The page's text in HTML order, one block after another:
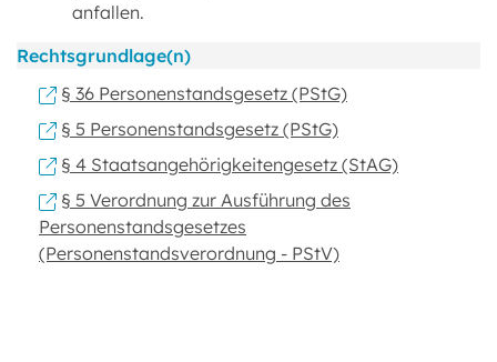
anfallen.
Rechtsgrundlage(n)
§ 36 Personenstandsgesetz (PStG)
§ 5 Personenstandsgesetz (PStG)
§ 4 Staatsangehörigkeitengesetz (StAG)
§ 5 Verordnung zur Ausführung des
Personenstandsgesetzes
(Personenstandsverordnung - PStV)